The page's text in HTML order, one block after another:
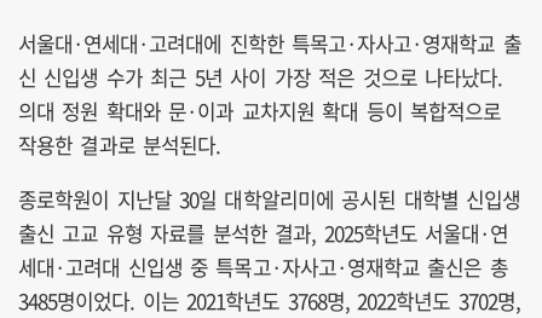
서울대·연세대·고려대에 진학한 특목고·자사고·영재학교 출
신 신입생 수가 최근 5년 사이 가장 적은 것으로 나타났다.
의대 정원 확대와 문·이과 교차지원 확대 등이 복합적으로
작용한 결과로 분석된다.
종로학원이 지난달 30일 대학알리미에 공시된 대학별 신입생
출신 고교 유형 자료를 분석한 결과, 2025학년도 서울대·연
세대·고려대 신입생 중 특목고·자사고·영재학교 출신은 총
3485명이었다. 이는 2021학년도 3768명, 2022학년도 3702명,